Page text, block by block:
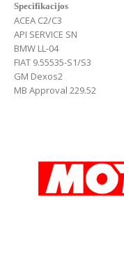
Specifikacijos
ACEA C2/C3
API SERVICE SN
BMW LL-04
FIAT 9.55535-S1/S3
GM Dexos2
MB Approval 229.52